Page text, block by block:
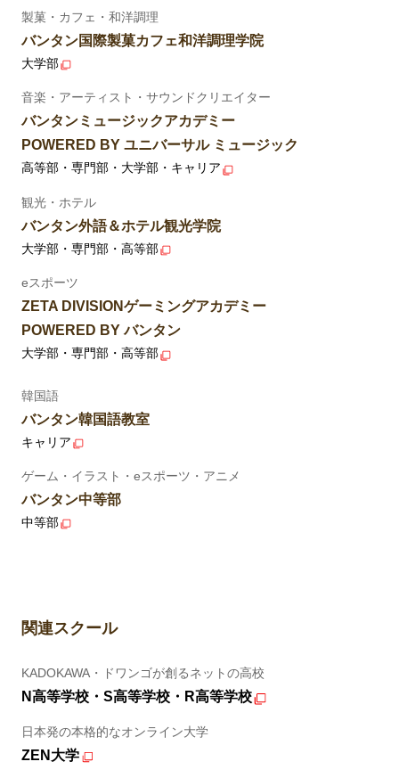
製菓・カフェ・和洋調理
バンタン国際製菓カフェ和洋調理学院
大学部
音楽・アーティスト・サウンドクリエイター
バンタンミュージックアカデミー
POWERED BY ユニバーサル ミュージック
高等部・専門部・大学部・キャリア
観光・ホテル
バンタン外語＆ホテル観光学院
大学部・専門部・高等部
eスポーツ
ZETA DIVISIONゲーミングアカデミー
POWERED BY バンタン
大学部・専門部・高等部
韓国語
バンタン韓国語教室
キャリア
ゲーム・イラスト・eスポーツ・アニメ
バンタン中等部
中等部
関連スクール
KADOKAWA・ドワンゴが創るネットの高校
N高等学校・S高等学校・R高等学校
日本発の本格的なオンライン大学
ZEN大学